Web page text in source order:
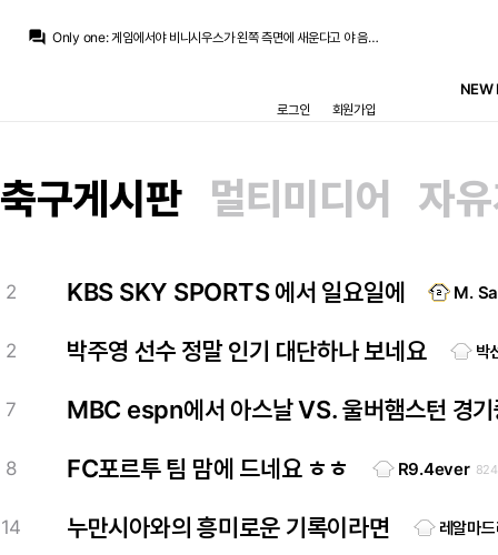
question_answer Only one:게임에서야 비니시우스가 왼쪽 측면에 새운다고 야 음바페 수비가담안하잖아 나도 안해 하지 않을거고...
시뮬이야 스탯이나 그런 게 레알이 높겠지만
Only one:
결과가 그렇게 나왔기는 한데... 뭐 쨌든 기대가 안되는것도 맞다고 보는지라
라그 :그러니까 확신이 안 서고 비관적이 되는거겠죠
라그
라리가 저점이 점점 낮아지는 것도 한몫하고
NEW
로그인 회원가입
축구게시판 멀티미디어 자
2 KBS SKY SPORTS 에서 일요일에 M.
2 박주영 선수 정말 인기 대단하나 보네요 박
7 MBC espn에서 아스날 VS. 울버햄스턴 경기
8 FC포르투 팀 맘에 드네요 ㅎㅎ R9.4ever
14 누만시아와의 흥미로운 기록이라면 레알마